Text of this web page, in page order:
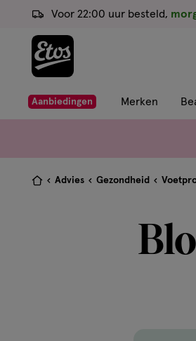
ga
de
hoofd
ga
naar
Voor 22:00 uur besteld,
Aanbiedingen Merken
Je
Advies Gezondheid